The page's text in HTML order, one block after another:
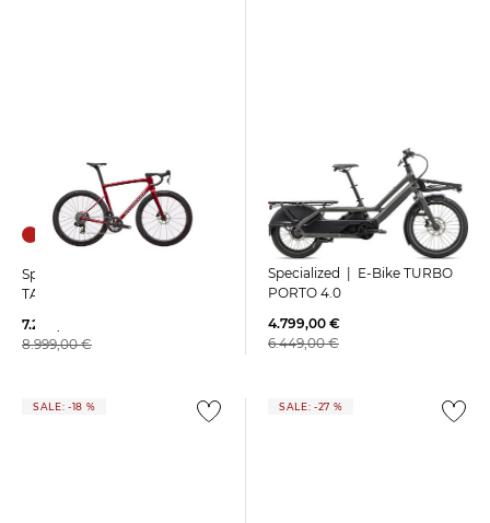
Specialized | Rennrad
TARMAC SL8 PRO AXS
7.200,00 €
8.999,00 €
Specialized | E-Bike TURBO
PORTO 4.0
4.799,00 €
6.449,00 €
SALE: -18 % SALE: -27 %